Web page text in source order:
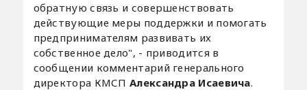
обратную связь и совершенствовать
действующие меры поддержки и помогать
предпринимателям развивать их
собственное дело", - приводится в
сообщении комментарий генерального
директора КМСПАлександра Исаевича.